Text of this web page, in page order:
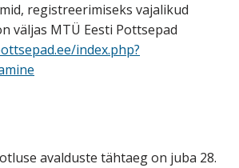
registreerimiseks vajalikud
väljas MTÜ Eesti Pottsepad
index.php?
avalduste tähtaeg on juba 28.